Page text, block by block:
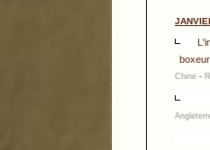
Chine -